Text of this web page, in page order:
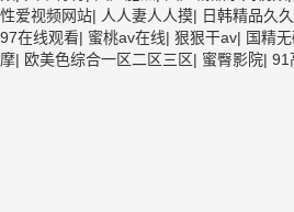
性爱视频网站| 人人妻人人摸| 日韩精品久
97在线观看| 蜜桃av在线| 狠狠干av| 国精
摩| 欧美色综合一区二区三区| 蜜臀影院| 91